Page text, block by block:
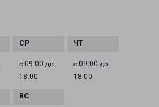
с 09:00 до
18:00
с 09:00 до
18:00